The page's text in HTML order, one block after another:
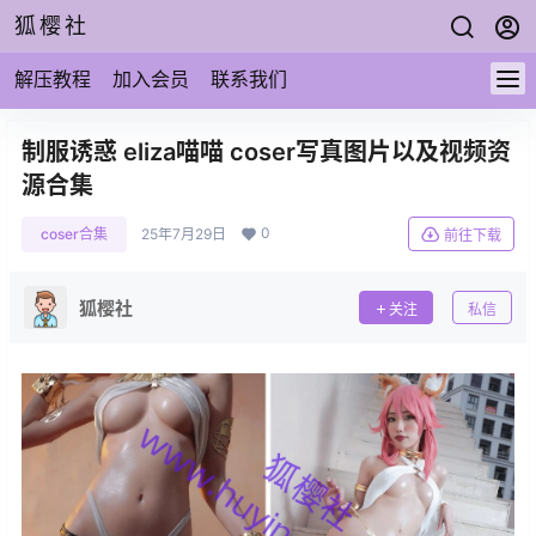
狐樱社
解压教程 加入会员 联系我们
制服诱惑 eliza喵喵 coser写真图片以及视频资
源合集
coser合集 25年7月29日 0 前往下载
狐樱社 关注 私信